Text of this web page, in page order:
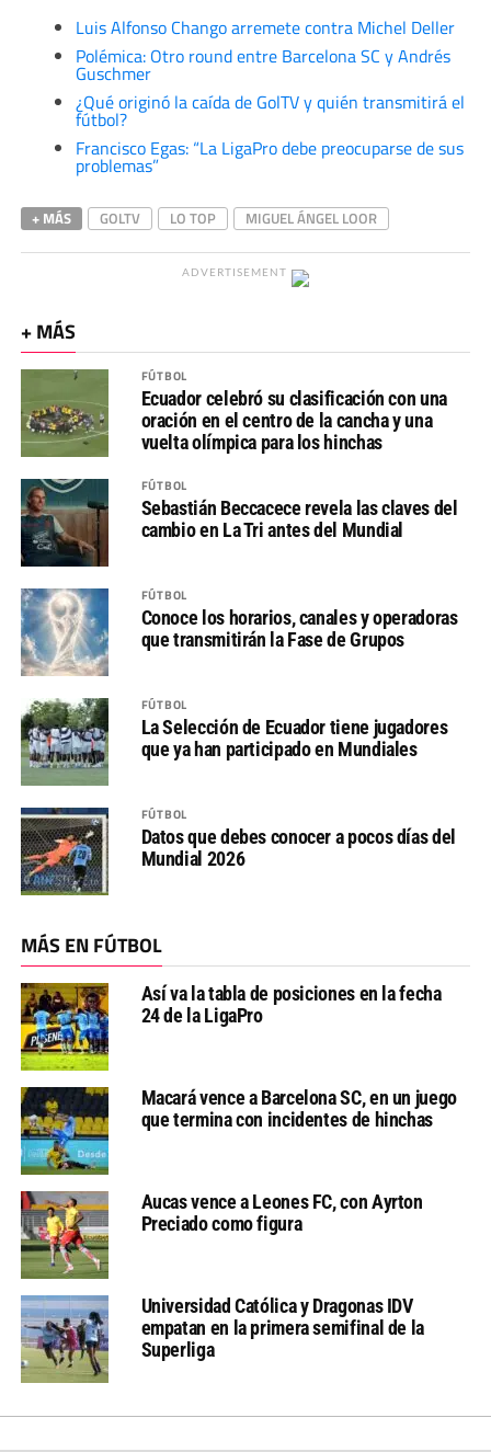
Luis Alfonso Chango arremete contra Michel Deller
Polémica: Otro round entre Barcelona SC y Andrés
Guschmer
¿Qué originó la caída de GolTV y quién transmitirá el
fútbol?
Francisco Egas: “La LigaPro debe preocuparse de sus
problemas”
+ MÁS GOLTV LO TOP MIGUEL ÁNGEL LOOR
ADVERTISEMENT
+ MÁS
FÚTBOL
Ecuador celebró su clasificación con una
oración en el centro de la cancha y una
vuelta olímpica para los hinchas
FÚTBOL
Sebastián Beccacece revela las claves del
cambio en La Tri antes del Mundial
FÚTBOL
Conoce los horarios, canales y operadoras
que transmitirán la Fase de Grupos
FÚTBOL
La Selección de Ecuador tiene jugadores
que ya han participado en Mundiales
FÚTBOL
Datos que debes conocer a pocos días del
Mundial 2026
MÁS EN FÚTBOL
Así va la tabla de posiciones en la fecha
24 de la LigaPro
Macará vence a Barcelona SC, en un juego
que termina con incidentes de hinchas
Aucas vence a Leones FC, con Ayrton
Preciado como figura
Universidad Católica y Dragonas IDV
empatan en la primera semifinal de la
Superliga